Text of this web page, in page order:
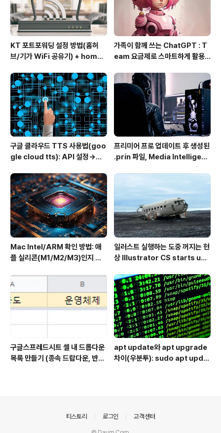
KT 포트포워딩 설정 방법(홈허
브/기가 WiFi 공유기) + homeh
가족이 함께 쓰는 ChatGPT : T
eam 요금제로 스마트하게 활용
구글 클라우드 TTS 사용법(goo
gle cloud tts): API 설정→음
프리미어 프로 업데이트 후 생성된
.prin 파일, Media Intelligenc
Mac Intel/ARM 확인 방법: 애
플 실리콘(M1/M2/M3)인지 인
일러스트 실행하는 도중 꺼지는 현
상 Illustrator CS starts up
ly
구글스프레드시트 셀 내 드롭다운
목록 만들기 (종속 드랍다운, 반응
apt update와 apt upgrade
차이(우분투): sudo apt updat
티스토리 로그인 고객센터